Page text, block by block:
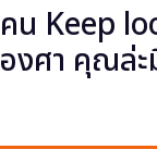
น Keep
ศา คุณล่ะ